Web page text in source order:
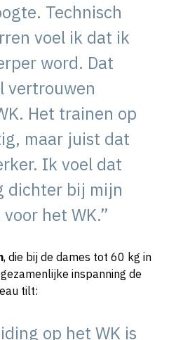
Technisch
voel ik dat ik
word. Dat
vertrouwen
Het trainen op
maar juist dat
Ik voel dat
dichter bij mijn
het WK.”
, die bij de dames tot 60 kg in
inspanning de
tilt:
op het WK is